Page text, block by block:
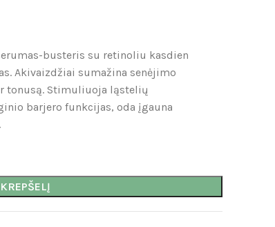
busteris su retinoliu kasdien
Akivaizdžiai sumažina senėjimo
tonusą. Stimuliuoja ląstelių
barjero funkcijas, oda įgauna